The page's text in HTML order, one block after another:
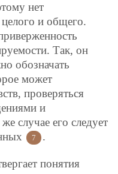
нет
и общего.
Так, он
обозначать
может
проверяться
и
случае его следует
7 .
понятия